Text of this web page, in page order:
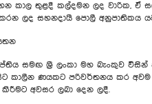
කාල තුළදී කල්දමන ලද වාරික, ඒ
ලද සහනදායී පොලී අනුපාතිකය
සමඟ ශ්‍රී ලංකා මහ බැංකුව
සිට කාලීන ණයකට පරිවර්තනය කර
අවසර ලබා දෙන ලදී.